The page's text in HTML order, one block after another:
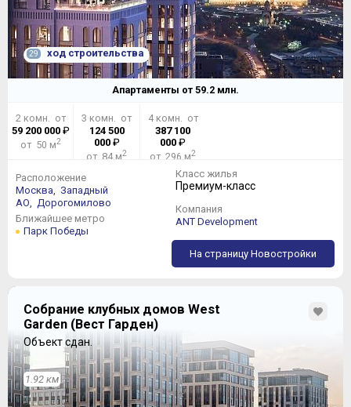
29 ход строительства
Апартаменты от 59.2 млн.
2 комн. от
59 200 000₽
от 50 м2
3 комн. от
124 500
000₽
от 84 м2
4 комн. от
387 100
000 ₽
от 296 м2
Расположение
Москва, Западный
АО, Дорогомилово
Ближайшее метро
Парк Победы
Класс жилья
Премиум-класс
Компания
ANT Development
На страницу Новостройки
Собрание клубных домов West
Garden (Вест Гарден)
Объект сдан.
1.92 км